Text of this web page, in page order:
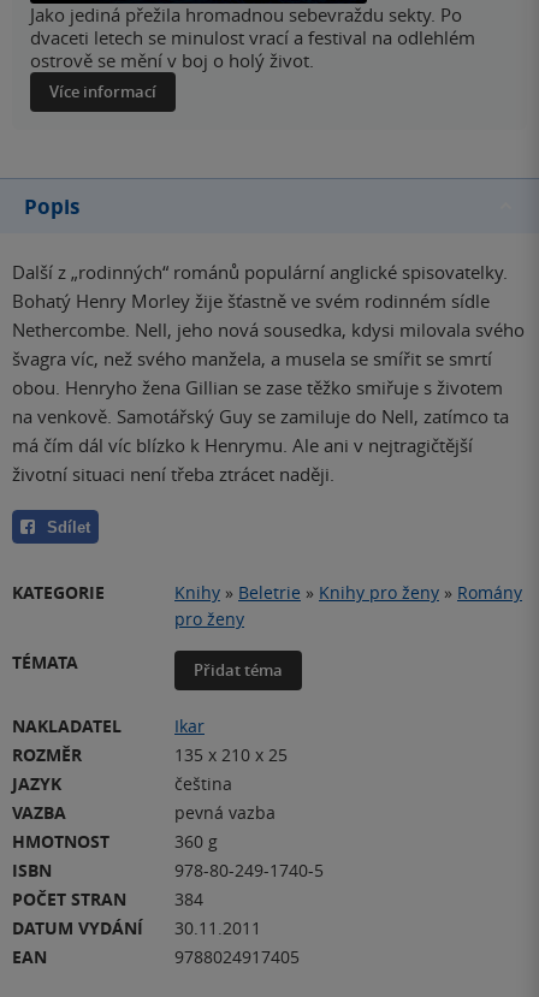
Jako jediná přežila hromadnou sebevraždu sekty. Po
dvaceti letech se minulost vrací a festival na odlehlém
ostrově se mění v boj o holý život.
Více informací
Popis
Další z „rodinných“ románů populární anglické spisovatelky.
Bohatý Henry Morley žije šťastně ve svém rodinném sídle
Nethercombe. Nell, jeho nová sousedka, kdysi milovala svého
švagra víc, než svého manžela, a musela se smířit se smrtí
obou. Henryho žena Gillian se zase těžko smiřuje s životem
na venkově. Samotářský Guy se zamiluje do Nell, zatímco ta
má čím dál víc blízko k Henrymu. Ale ani v nejtragičtější
životní situaci není třeba ztrácet naději.
Sdílet
KATEGORIE Knihy » Beletrie » Knihy pro ženy » Romány
pro ženy
TÉMATA
Přidat téma
NAKLADATEL
Ikar
ROZMĚR
135 x 210 x 25
JAZYK
čeština
VAZBA
pevná vazba
HMOTNOST
360 g
ISBN
978-80-249-1740-5
POČET STRAN
384
DATUM VYDÁNÍ
30.11.2011
EAN
9788024917405